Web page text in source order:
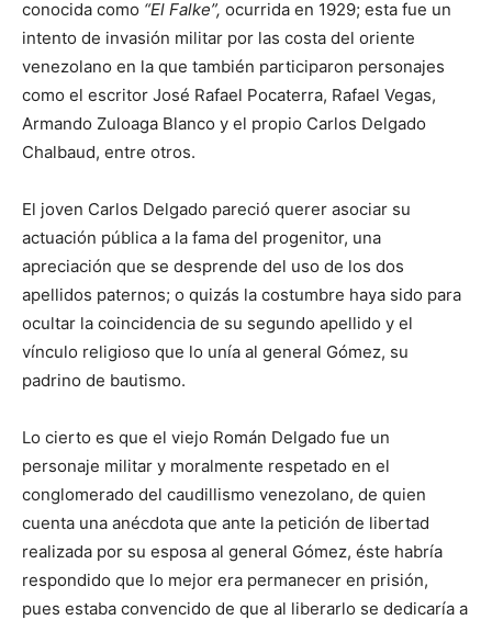
conocida como “El Falke”, ocurrida en 1929; esta fue un
intento de invasión militar por las costa del oriente
venezolano en la que también participaron personajes
como el escritor José Rafael Pocaterra, Rafael Vegas,
Armando Zuloaga Blanco y el propio Carlos Delgado
Chalbaud, entre otros.
El joven Carlos Delgado pareció querer asociar su
actuación pública a la fama del progenitor, una
apreciación que se desprende del uso de los dos
apellidos paternos; o quizás la costumbre haya sido para
ocultar la coincidencia de su segundo apellido y el
vínculo religioso que lo unía al general Gómez, su
padrino de bautismo.
Lo cierto es que el viejo Román Delgado fue un
personaje militar y moralmente respetado en el
conglomerado del caudillismo venezolano, de quien
cuenta una anécdota que ante la petición de libertad
realizada por su esposa al general Gómez, éste habría
respondido que lo mejor era permanecer en prisión,
pues estaba convencido de que al liberarlo se dedicaría a